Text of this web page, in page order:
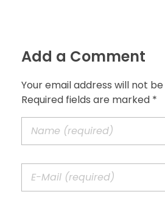
Add a Comment
Your email address will not
Required fields are marked *